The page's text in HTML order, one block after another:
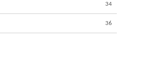
34
36